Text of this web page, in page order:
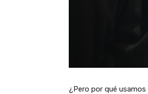
¿Pero por qué usamos